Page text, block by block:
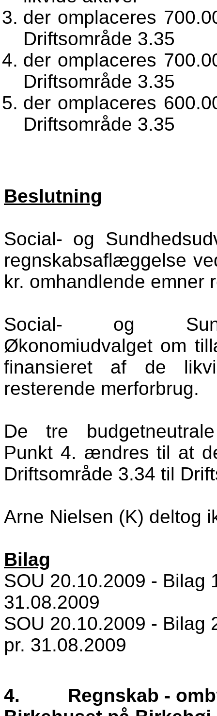
der omplaceres
Driftsområde 3.35
der omplaceres
Driftsområde 3.35
der omplaceres
Driftsområde 3.35
Beslutning
Social- og
regnskabsaflæggelse
kr. omhandlende emner
Social- og
Økonomiudvalget om
finansieret af de
resterende merforbrug.
De tre
Punkt 4. ændres til at
Driftsområde 3.34 til
Arne Nielsen (K) deltog
Bilag
SOU 20.10.2009 - Bilag
31.08.2009
SOU 20.10.2009 - Bilag
pr. 31.08.2009
4.
Regnskab -